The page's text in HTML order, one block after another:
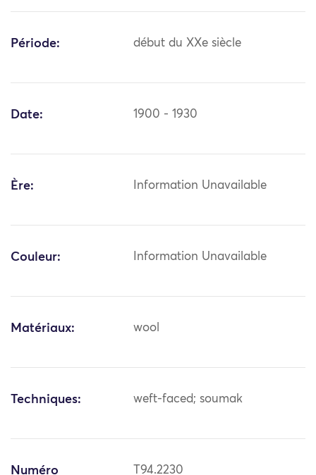
Période: début du XXe siècle
Date: 1900 - 1930
Ère: Information Unavailable
Couleur: Information Unavailable
Matériaux: wool
Techniques: weft-faced; soumak
Numéro
T94.2230